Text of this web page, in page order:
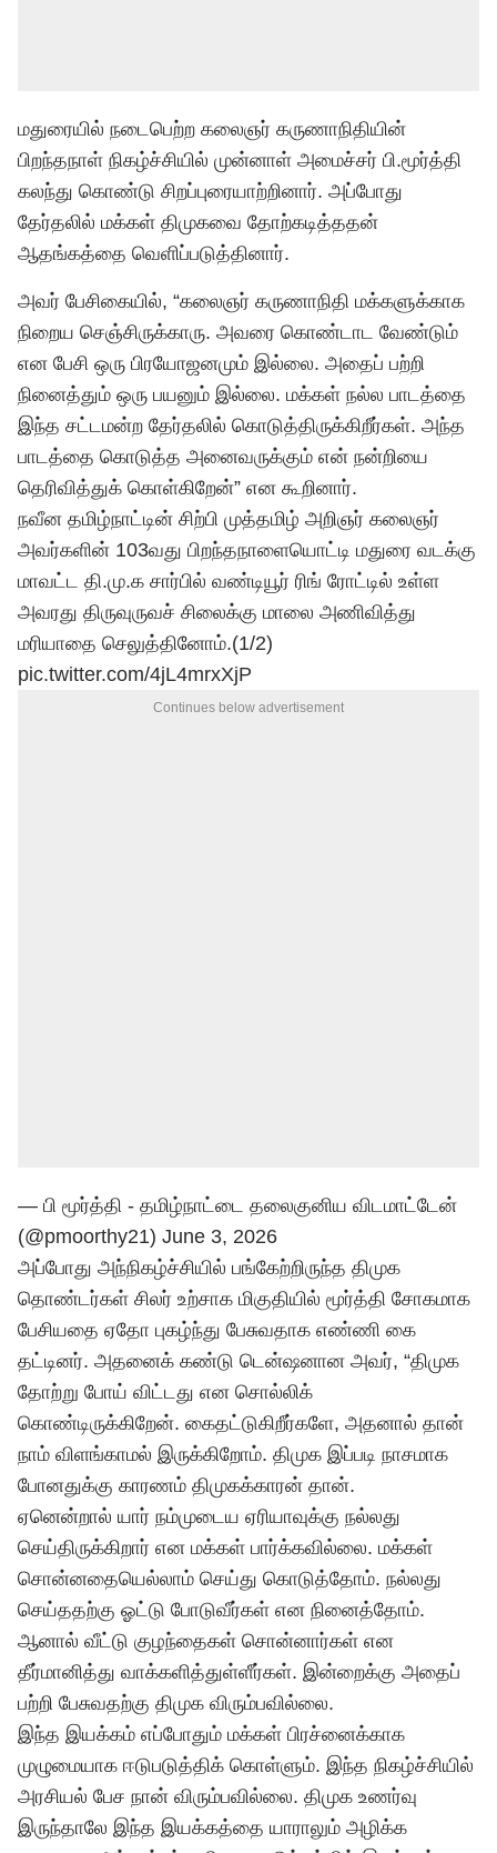
மதுரையில் நடைபெற்ற கலைஞர் கருணாநிதியின்
பிறந்தநாள் நிகழ்ச்சியில் முன்னாள் அமைச்சர் பி.மூர்த்தி
கலந்து கொண்டு சிறப்புரையாற்றினார். அப்போது
தேர்தலில் மக்கள் திமுகவை தோற்கடித்ததன்
ஆதங்கத்தை வெளிப்படுத்தினார்.
அவர் பேசிகையில், “கலைஞர் கருணாநிதி மக்களுக்காக
நிறைய செஞ்சிருக்காரு. அவரை கொண்டாட வேண்டும்
என பேசி ஒரு பிரயோஜனமும் இல்லை. அதைப் பற்றி
நினைத்தும் ஒரு பயனும் இல்லை. மக்கள் நல்ல பாடத்தை
இந்த சட்டமன்ற தேர்தலில் கொடுத்திருக்கிறீர்கள். அந்த
பாடத்தை கொடுத்த அனைவருக்கும் என் நன்றியை
தெரிவித்துக் கொள்கிறேன்” என கூறினார்.
நவீன தமிழ்நாட்டின் சிற்பி முத்தமிழ் அறிஞர் கலைஞர்
அவர்களின் 103வது பிறந்தநாளையொட்டி மதுரை வடக்கு
மாவட்ட தி.மு.க சார்பில் வண்டியூர் ரிங் ரோட்டில் உள்ள
அவரது திருவுருவச் சிலைக்கு மாலை அணிவித்து
மரியாதை செலுத்தினோம்.(1/2)
pic.twitter.com/4jL4mrxXjP
Continues below advertisement
— பி மூர்த்தி - தமிழ்நாட்டை தலைகுனிய விடமாட்டேன்
(@pmoorthy21) June 3, 2026
அப்போது அந்நிகழ்ச்சியில் பங்கேற்றிருந்த திமுக
தொண்டர்கள் சிலர் உற்சாக மிகுதியில் மூர்த்தி சோகமாக
பேசியதை ஏதோ புகழ்ந்து பேசுவதாக எண்ணி கை
தட்டினர். அதனைக் கண்டு டென்ஷனான அவர், “திமுக
தோற்று போய் விட்டது என சொல்லிக்
கொண்டிருக்கிறேன். கைதட்டுகிறீர்களே, அதனால் தான்
நாம் விளங்காமல் இருக்கிறோம். திமுக இப்படி நாசமாக
போனதுக்கு காரணம் திமுகக்காரன் தான்.
ஏனென்றால் யார் நம்முடைய ஏரியாவுக்கு நல்லது
செய்திருக்கிறார் என மக்கள் பார்க்கவில்லை. மக்கள்
சொன்னதையெல்லாம் செய்து கொடுத்தோம். நல்லது
செய்ததற்கு ஓட்டு போடுவீர்கள் என நினைத்தோம்.
ஆனால் வீட்டு குழந்தைகள் சொன்னார்கள் என
தீர்மானித்து வாக்களித்துள்ளீர்கள். இன்றைக்கு அதைப்
பற்றி பேசுவதற்கு திமுக விரும்பவில்லை.
இந்த இயக்கம் எப்போதும் மக்கள் பிரச்னைக்காக
முழுமையாக ஈடுபடுத்திக் கொள்ளும். இந்த நிகழ்ச்சியில்
அரசியல் பேச நான் விரும்பவில்லை. திமுக உணர்வு
இருந்தாலே இந்த இயக்கத்தை யாராலும் அழிக்க